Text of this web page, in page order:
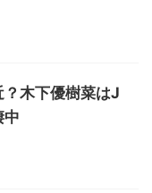
木下優樹菜はJ
中